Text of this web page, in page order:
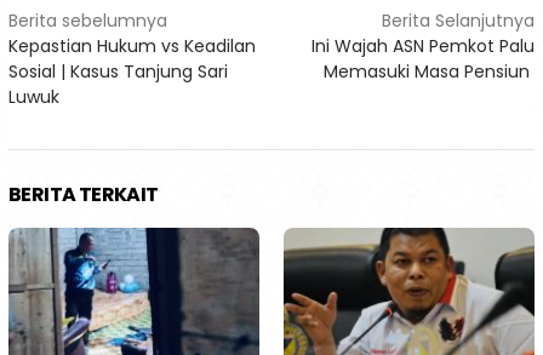
Navigasi
pos
Berita sebelumnya
Kepastian Hukum vs Keadilan
Sosial | Kasus Tanjung Sari
Luwuk
Berita Selanjutnya
Ini Wajah ASN Pemkot Palu
Memasuki Masa Pensiun
BERITA TERKAIT